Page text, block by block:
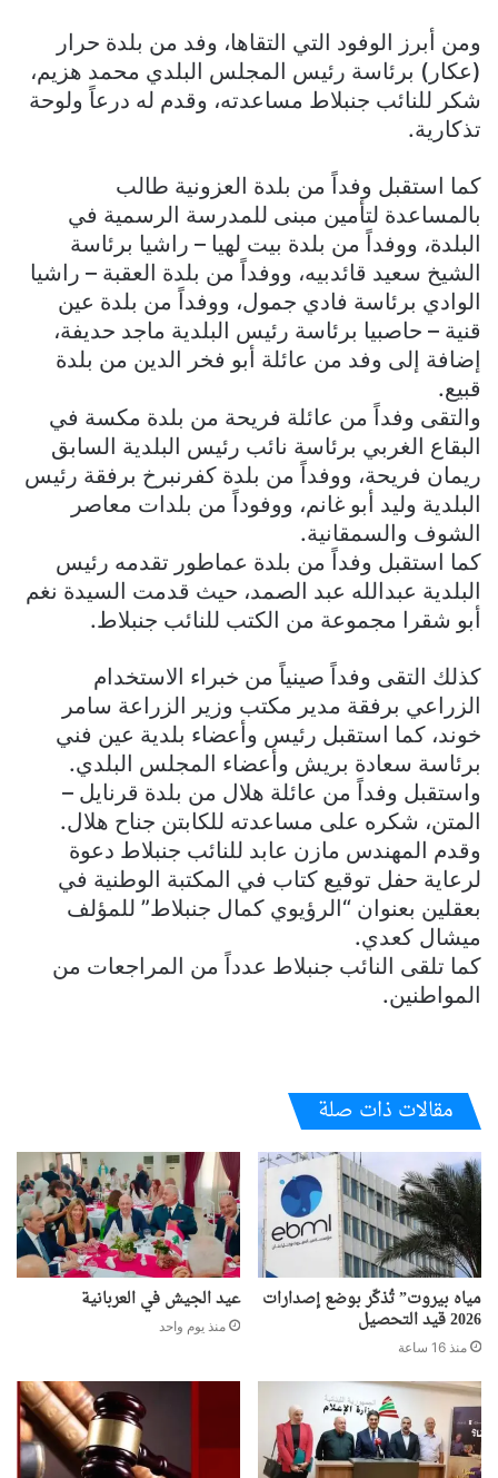
ومن أبرز الوفود التي التقاها، وفد من بلدة حرار
(عكار) برئاسة رئيس المجلس البلدي محمد هزيم،
شكر للنائب جنبلاط مساعدته، وقدم له درعاً ولوحة
تذكارية.
كما استقبل وفداً من بلدة العزونية طالب
بالمساعدة لتأمين مبنى للمدرسة الرسمية في
البلدة، ووفداً من بلدة بيت لهيا – راشيا برئاسة
الشيخ سعيد قائدبيه، ووفداً من بلدة العقبة – راشيا
الوادي برئاسة فادي جمول، ووفداً من بلدة عين
قنية – حاصبيا برئاسة رئيس البلدية ماجد حديفة،
إضافة إلى وفد من عائلة أبو فخر الدين من بلدة
قبيع.
والتقى وفداً من عائلة فريحة من بلدة مكسة في
البقاع الغربي برئاسة نائب رئيس البلدية السابق
ريمان فريحة، ووفداً من بلدة كفرنبرخ برفقة رئيس
البلدية وليد أبو غانم، ووفوداً من بلدات معاصر
الشوف والسمقانية.
كما استقبل وفداً من بلدة عماطور تقدمه رئيس
البلدية عبدالله عبد الصمد، حيث قدمت السيدة نغم
أبو شقرا مجموعة من الكتب للنائب جنبلاط.
كذلك التقى وفداً صينياً من خبراء الاستخدام
الزراعي برفقة مدير مكتب وزير الزراعة سامر
خوند، كما استقبل رئيس وأعضاء بلدية عين فني
برئاسة سعادة بريش وأعضاء المجلس البلدي.
واستقبل وفداً من عائلة هلال من بلدة قرنايل –
المتن، شكره على مساعدته للكابتن جناح هلال.
وقدم المهندس مازن عابد للنائب جنبلاط دعوة
لرعاية حفل توقيع كتاب في المكتبة الوطنية في
بعقلين بعنوان “الرؤيوي كمال جنبلاط” للمؤلف
ميشال كعدي.
كما تلقى النائب جنبلاط عدداً من المراجعات من
المواطنين.
مقالات ذات صلة
مياه بيروت” تُذكّر بوضع إصدارات
2026 قيد التحصيل
منذ 16 ساعة
عيد الجيش في العربانية
منذ يوم واحد